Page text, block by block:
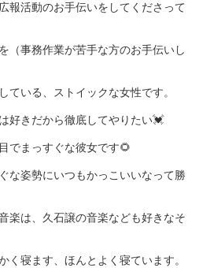
報活動のお手伝いをしてくださって
（事務作業が苦手な方のお手伝いし
ている、ストイックな女性です。
好きだから徹底してやりたい💓
でまっすぐな彼女です🌻
な姿勢にいつもかっこいいなって勝
楽は、久石譲の音楽なども好きなそ
寝ます、ほんとよく寝ています。